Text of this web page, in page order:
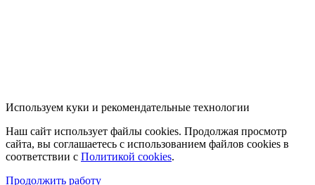
Используем куки и рекомендательные технологии
Наш сайт использует файлы cookies. Продолжая просмотр
сайта, вы соглашаетесь с использованием файлов cookies в
соответствии с Политикой cookies.
Продолжить работу